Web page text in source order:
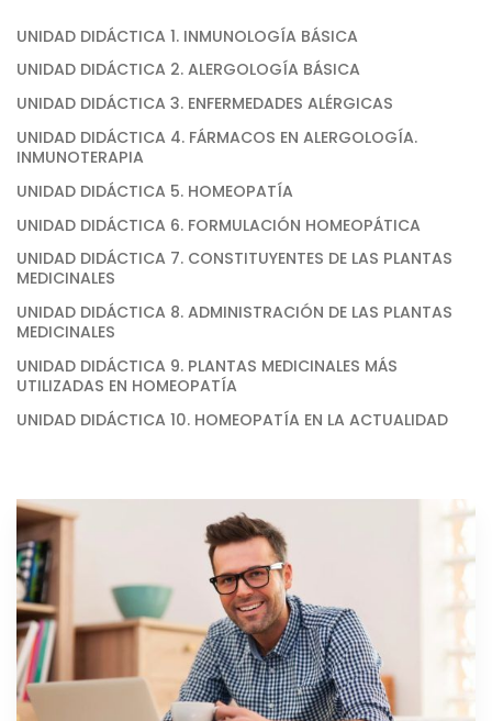
UNIDAD DIDÁCTICA 1. INMUNOLOGÍA BÁSICA
UNIDAD DIDÁCTICA 2. ALERGOLOGÍA BÁSICA
UNIDAD DIDÁCTICA 3. ENFERMEDADES ALÉRGICAS
UNIDAD DIDÁCTICA 4. FÁRMACOS EN ALERGOLOGÍA.
INMUNOTERAPIA
UNIDAD DIDÁCTICA 5. HOMEOPATÍA
UNIDAD DIDÁCTICA 6. FORMULACIÓN HOMEOPÁTICA
UNIDAD DIDÁCTICA 7. CONSTITUYENTES DE LAS PLANTAS
MEDICINALES
UNIDAD DIDÁCTICA 8. ADMINISTRACIÓN DE LAS PLANTAS
MEDICINALES
UNIDAD DIDÁCTICA 9. PLANTAS MEDICINALES MÁS
UTILIZADAS EN HOMEOPATÍA
UNIDAD DIDÁCTICA 10. HOMEOPATÍA EN LA ACTUALIDAD